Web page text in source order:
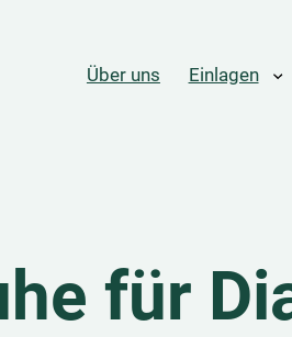
Über uns Einlagen
für